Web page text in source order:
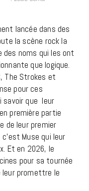
lancée dans des
la scène rock la
noms qui les ont
que logique.
The Strokes et
pour ces
savoir que leur
première partie
de leur premier
Muse qui leur
Et en 2026, le
pour sa tournée
leur promettre le